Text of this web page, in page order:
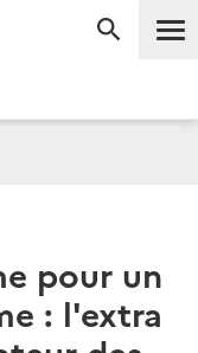
pour un
: l'extra